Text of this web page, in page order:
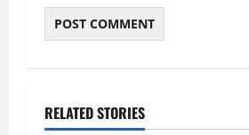
RELATED STORIES